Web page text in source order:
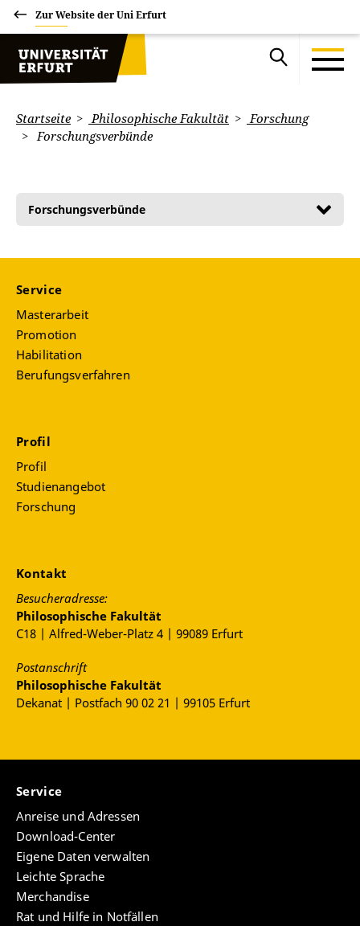
Zur Website der Uni Erfurt
Startseite Philosophische Fakultät
Forschung
Forschungsverbünde
Forschungsverbünde
Service
Masterarbeit
Promotion
Habilitation
Berufungsverfahren
Profil
Profil
Studienangebot
Forschung
Kontakt
Besucheradresse:
Philosophische Fakultät
C18 | Alfred-Weber-Platz 4 | 99089 Erfurt
Postanschrift
Philosophische Fakultät
Dekanat | Postfach 90 02 21 | 99105 Erfurt
Service
Anreise und Adressen
Download-Center
Eigene Daten verwalten
Leichte Sprache
Merchandise
Rat und Hilfe in Notfällen